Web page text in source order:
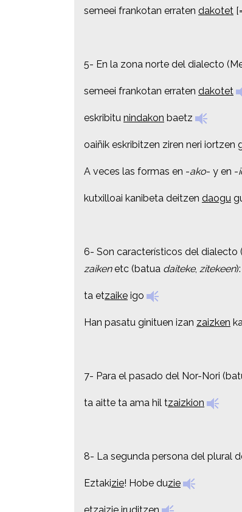
semeei frankotan erraten dakotet [=
5- En la zona norte del dialecto
semeei frankotan erraten dakotet
eskribitu nindakon baetz
oaiñik eskribitzen ziren neri iortzen
A veces las formas en -ako- y en -
kutxilloai kanibeta deitzen daogu
6- Son característicos del dialecto
zaikenetc (batua daiteke, zitekeen):
ta etzaike igo
Han pasatu ginituen izan zaizken
7- Para el pasado del Nor-Nori
ta aitte ta ama hil tzaizkion
8- La segunda persona del plural
Eztakizie! Hobe duzie
semeei frankotan erraten dakotet [=
5- En la zona norte del dialecto
semeei frankotan erraten dakotet
eskribitu nindakon baetz
oaiñik eskribitzen ziren neri iortzen
A veces las formas en -ako- y en -
kutxilloai kanibeta deitzen daogu
6- Son característicos del dialecto
zaikenetc (batua daiteke, zitekeen):
ta etzaike igo
Han pasatu ginituen izan zaizken
7- Para el pasado del Nor-Nori
ta aitte ta ama hil tzaizkion
8- La segunda persona del plural
Eztakizie! Hobe duzie